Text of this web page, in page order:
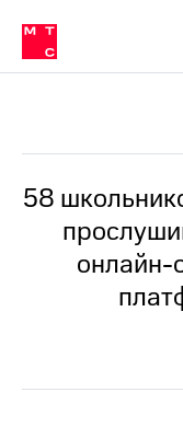
Медиа-центр
и акционерам
Устойчивое развитие
Комплаенс и деловая
компании
Карьера
История
компании
региона
в МТС
Пресс-
релизы
МТС
о
58
онлайн-